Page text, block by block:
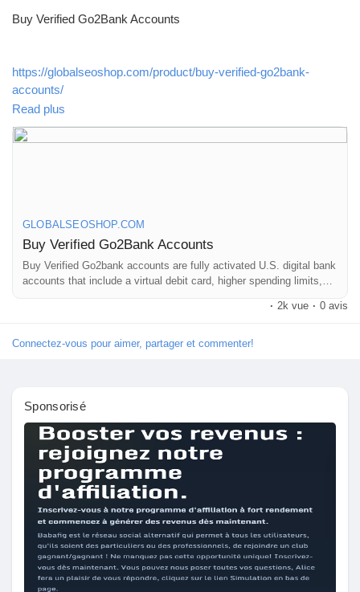
Découvrir Groupes
Mes groupes
Financement
Mon financement
Offres
Buy Verified Go2Bank Accounts
https://globalseoshop.com/product/buy-verified-go2bank-
accounts/
On the off chance that you need more data simply thump us-
#BuyGo2BankAccount
#GlobalSEOshop
Read plus
GLOBALSEOSHOP.COM
Buy Verified Go2Bank Accounts
Buy Verified Go2bank accounts are fully activated U.S. digital bank
accounts that include a virtual debit card, higher spending limits,
and instant online usability. Buying a verified Go2bank account
allows users to make secure online payments, subscriptions, and
· 2k vue · 0 avis
Connectez-vous pour aimer, partager et commenter!
Sponsorisé